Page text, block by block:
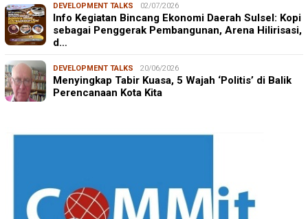
DEVELOPMENT TALKS 02/07/2026
Info Kegiatan Bincang Ekonomi Daerah Sulsel: Kopi
sebagai Penggerak Pembangunan, Arena Hilirisasi,
d…
DEVELOPMENT TALKS 20/06/2026
Menyingkap Tabir Kuasa, 5 Wajah ‘Politis’ di Balik
Perencanaan Kota Kita